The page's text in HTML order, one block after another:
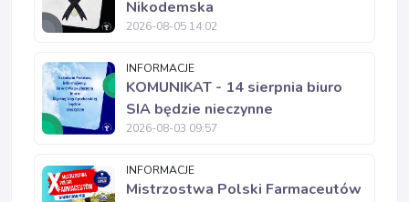
Nikodemska
2026-08-05 14:02
INFORMACJE
KOMUNIKAT - 14 sierpnia biuro
SIA będzie nieczynne
2026-08-03 09:57
INFORMACJE
Mistrzostwa Polski Farmaceutów